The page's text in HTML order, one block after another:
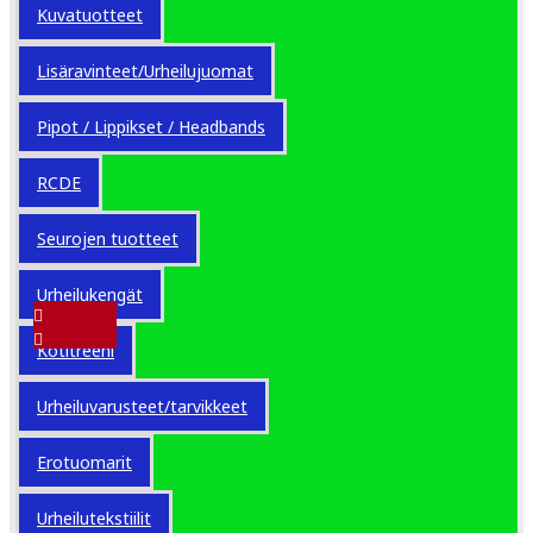
Kuvatuotteet
Lisäravinteet/Urheilujuomat
Pipot / Lippikset / Headbands
RCDE
Seurojen tuotteet
Urheilukengät
Kotitreeni
Urheiluvarusteet/tarvikkeet
Erotuomarit
Urheilutekstiilit
15.90€
100
Model:Field short